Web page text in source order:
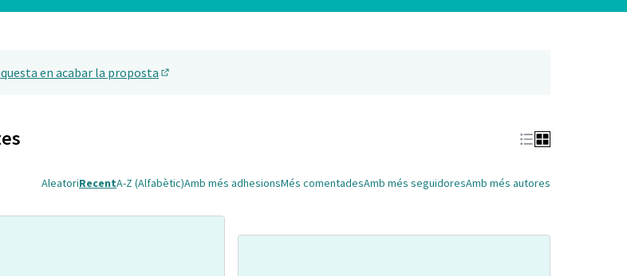
22
en acabar la proposta
AleatoriRecentA-Z (Alfabètic)Amb més adhesionsMés comentadesAmb més seguidoresAmb més autores